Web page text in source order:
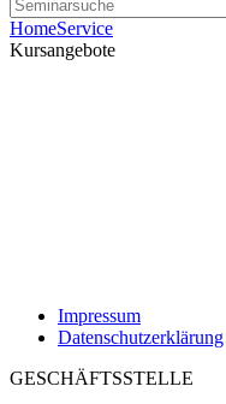
HomeService
Kursangebote
Impressum
Datenschutzerklärung
GESCHÄFTSSTELLE